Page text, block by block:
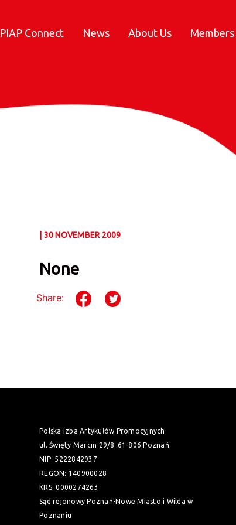
PIAP Connect News About Us Members
| 30 NOVEMBER 2009
None
Share:
Polska Izba Artykułów Promocyjnych
ul. Święty Marcin 29/8 61-806 Poznań
NIP: 5222842937
REGON: 140900028
KRS: 0000274263
Sąd rejonowy Poznań-Nowe Miasto i Wilda w
Poznaniu